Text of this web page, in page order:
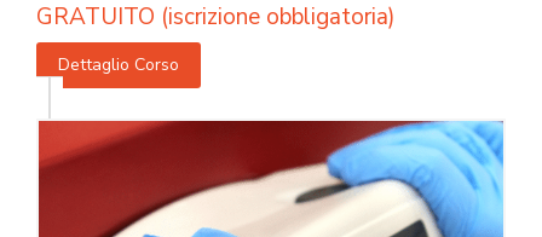
GRATUITO (iscrizione obbligatoria)
Dettaglio Corso